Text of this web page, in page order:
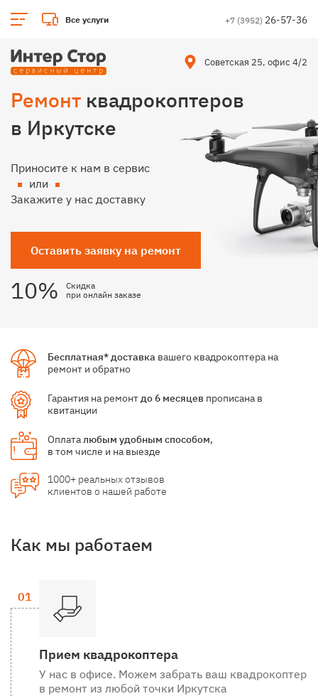
Все услуги +7 (3952) 26-57-36
Советская 25, офис 4/2
Ремонт квадрокоптеров
в Иркутске
Приносите к нам в сервис
или
Закажите у нас доставку
Оставить заявку на ремонт
10%
Скидка
при онлайн заказе
Бесплатная* доставка вашего квадрокоптера на
ремонт и обратно
Гарантия на ремонтдо 6 месяцев прописана в
квитанции
Оплаталюбым удобным способом,
в том числе и на выезде
1000+ реальных отзывов
клиентов о нашей работе
Как мы работаем
Прием квадрокоптера
У нас в офисе. Можем забрать ваш квадрокоптер
в ремонт из любой точки Иркутска